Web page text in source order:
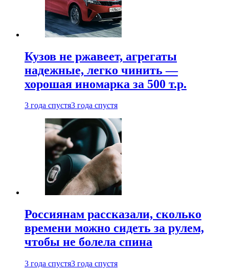
Кузов не ржавеет, агрегаты
надежные, легко чинить —
хорошая иномарка за 500 т.р.
3 года спустя3 года спустя
Россиянам рассказали, сколько
времени можно сидеть за рулем,
чтобы не болела спина
3 года спустя3 года спустя